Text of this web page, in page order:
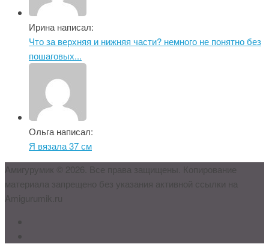
Ирина написал:
Что за верхняя и нижняя части? немного не понятно без
пошаговых...
Ольга написал:
Я вязала 37 см
Амигурумик © 2026. Все права защищены. Копирование
материала запрещено без указания активной ссылки на
Amigurumik.ru